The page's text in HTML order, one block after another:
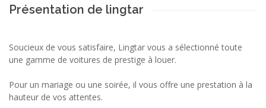
Présentation de lingtar
Soucieux de vous satisfaire, Lingtar vous a sélectionné toute
une gamme de voitures de prestige à louer.
Pour un mariage ou une soirée, il vous offre une prestation à la
hauteur de vos attentes.